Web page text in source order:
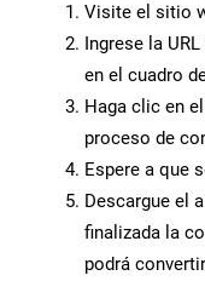
Visite el sitio
Ingrese la
en el cuadro
Haga clic en
proceso de
Espere a que
Descargue el
finalizada la
podrá